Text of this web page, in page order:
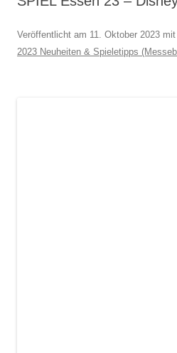
Veröffentlicht am 11. Oktober 2023 mit
2023 Neuheiten & Spieletipps